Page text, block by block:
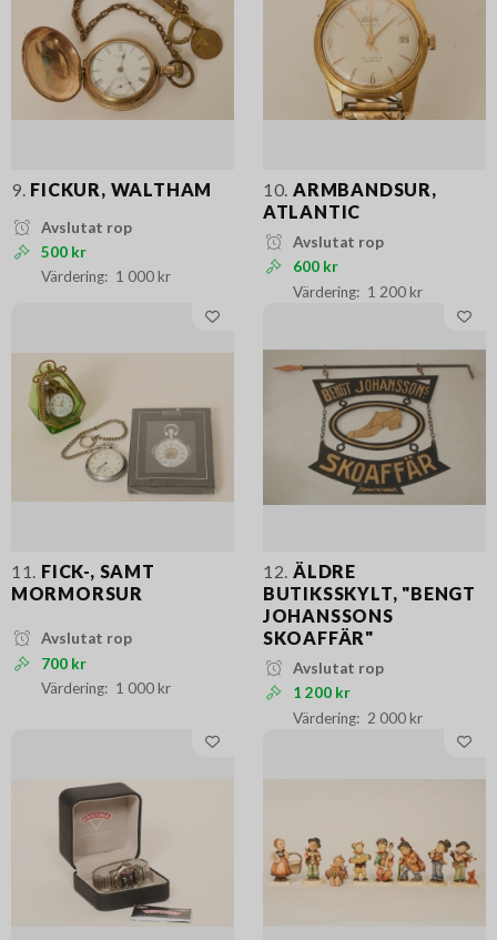
9. FICKUR, WALTHAM
Avslutat rop
500 kr
1 000 kr
10. ARMBANDSUR,
ATLANTIC
Avslutat rop
600 kr
1 200 kr
11.
FICK-, SAMT
MORMORSUR
Avslutat rop
700 kr
1 000 kr
12. ÄLDRE
BUTIKSSKYLT, "BENGT
JOHANSSONS
SKOAFFÄR"
Avslutat rop
1 200 kr
2 000 kr